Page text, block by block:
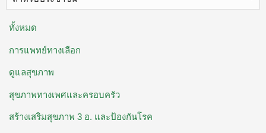
ทั้งหมด
การแพทย์ทางเลือก
ดูแลสุขภาพ
สุขภาพทางเพศและครอบครัว
สร้างเสริมสุขภาพ 3 อ. ​และป้องกันโรค